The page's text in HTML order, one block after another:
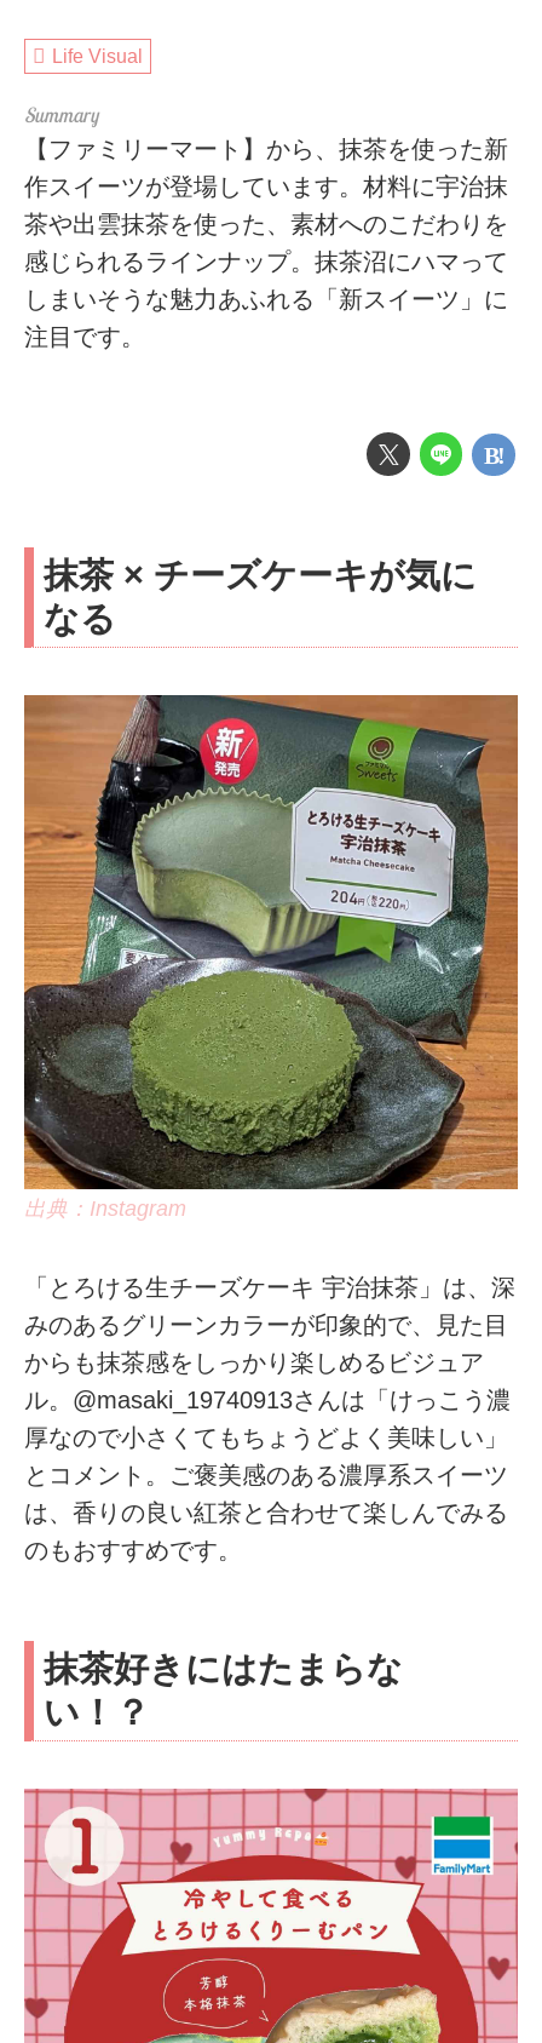
Life Visual
【ファミリーマート】から、抹茶を使った新
作スイーツが登場しています。材料に宇治抹
茶や出雲抹茶を使った、素材へのこだわりを
感じられるラインナップ。抹茶沼にハマって
しまいそうな魅力あふれる「新スイーツ」に
注目です。
抹茶 × チーズケーキが気に
なる
出典：Instagram
「とろける生チーズケーキ 宇治抹茶」は、深
みのあるグリーンカラーが印象的で、見た目
からも抹茶感をしっかり楽しめるビジュア
ル。@masaki_19740913さんは「けっこう濃
厚なので小さくてもちょうどよく美味しい」
とコメント。ご褒美感のある濃厚系スイーツ
は、香りの良い紅茶と合わせて楽しんでみる
のもおすすめです。
抹茶好きにはたまらな
い！？